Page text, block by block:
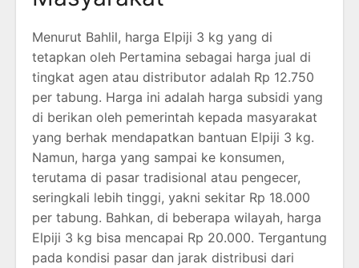
Menurut Bahlil, harga Elpiji 3 kg yang di
tetapkan oleh Pertamina sebagai harga jual di
tingkat agen atau distributor adalah Rp 12.750
per tabung. Harga ini adalah harga subsidi yang
di berikan oleh pemerintah kepada masyarakat
yang berhak mendapatkan bantuan Elpiji 3 kg.
Namun, harga yang sampai ke konsumen,
terutama di pasar tradisional atau pengecer,
seringkali lebih tinggi, yakni sekitar Rp 18.000
per tabung. Bahkan, di beberapa wilayah, harga
Elpiji 3 kg bisa mencapai Rp 20.000. Tergantung
pada kondisi pasar dan jarak distribusi dari